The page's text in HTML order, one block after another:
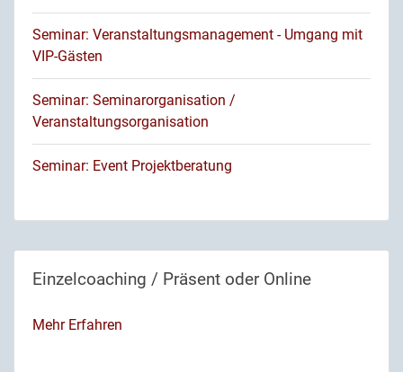
Seminar: Veranstaltungsmanagement - Umgang mit
VIP-Gästen
Seminar: Seminarorganisation /
Veranstaltungsorganisation
Seminar: Event Projektberatung
Einzelcoaching / Präsent oder Online
Mehr Erfahren